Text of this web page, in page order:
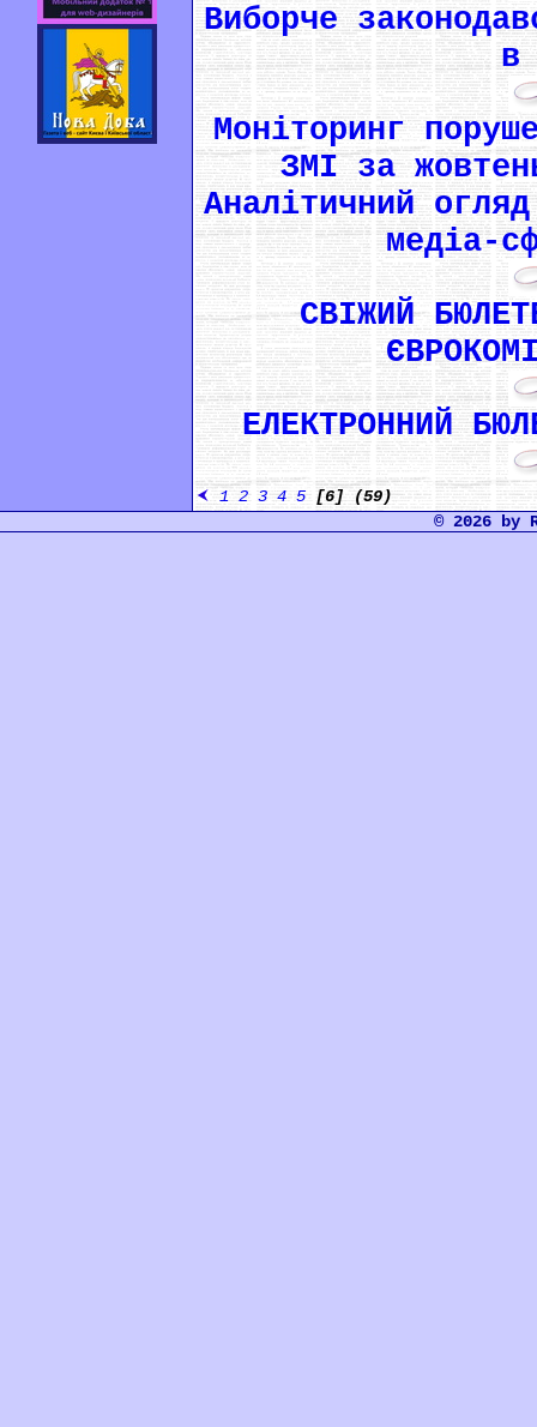
Виборче
в
Моніторинг
ЗМІ за
Аналітичний
медіа-
СВІЖИЙ
ЕЛЕКТРОННИЙ
1 2 3 4 5 [6] (59)
© 2026 by